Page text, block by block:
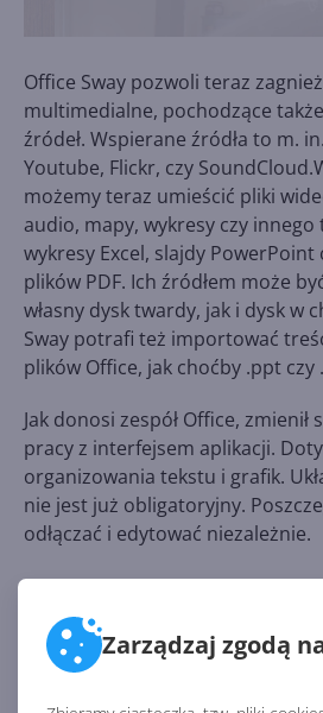
Zarządzaj zgodą
Office Sway pozwoli teraz
multimedialne, pochodzące
źródeł. Wspierane źródła to m.
Youtube, Flickr, czy
możemy teraz umieścić pliki
audio, mapy, wykresy czy
wykresy Excel, slajdy PowerPoint
plików PDF. Ich źródłem może
własny dysk twardy, jak i dysk w
Sway potrafi też importować
plików Office, jak choćby .ppt czy
Jak donosi zespół Office, zmienił
pracy z interfejsem aplikacji.
organizowania tekstu i grafik.
nie jest już obligatoryjny.
odłączać i edytować niezależnie.
Źródło:
http://www.neowin.net/news/
sway-with-embeds-and-more